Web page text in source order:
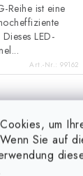
um
Sie auf
Reihe ist eine
LED-
Art.-Nr.:99162
SE1500